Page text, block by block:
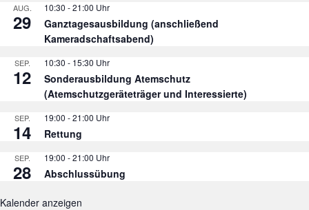
AUG.
29
10:30 -21:00
Ganztagesausbildung (anschließend
Kameradschaftsabend)
SEP.
12
10:30 - 15:30
Sonderausbildung Atemschutz
(Atemschutzgeräteträger und Interessierte)
SEP.
14
19:00 -21:00
Rettung
SEP.
28
19:00 -21:00
Abschlussübung
Kalender anzeigen